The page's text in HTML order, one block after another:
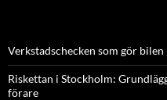
Verkstadschecken som gör
Riskettan i Stockholm:
förare